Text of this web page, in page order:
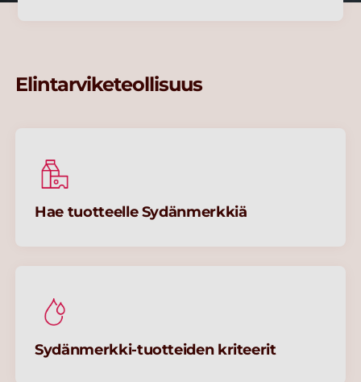
Elintarviketeollisuus
Hae tuotteelle Sydänmerkkiä
Sydänmerkki-tuotteiden kriteerit